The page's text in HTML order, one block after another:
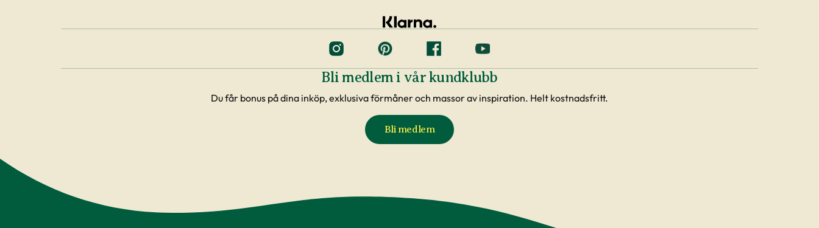
Bli medlem i vår kundklubb
Du får bonus på dina inköp, exklusiva förmåner och massor av inspiration. Helt kostnadsfritt.
Bli medlem